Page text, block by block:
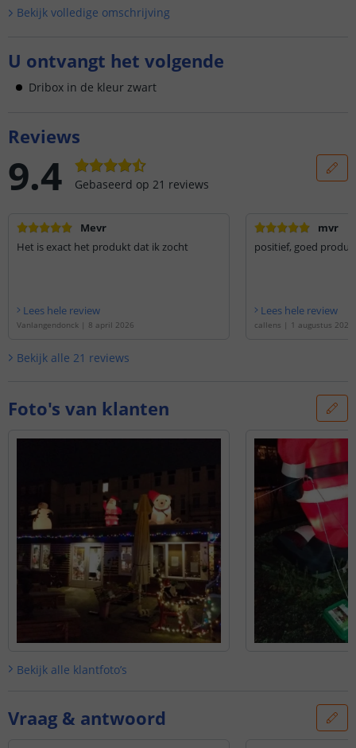
Bekijk volledige omschrijving
U ontvangt het volgende
Dribox in de kleur zwart
Reviews
9.4 Gebaseerd op 21 reviews
Mevr
Het is exact het produkt dat ik zocht
Lees hele review
Vanlangendonck | 8 april 2026
mvr
positief, goed
Lees hele review
callens | 1 augustus 2025
Bekijk alle 21 reviews
Foto's van klanten
Bekijk alle klantfoto’s
Vraag & antwoord